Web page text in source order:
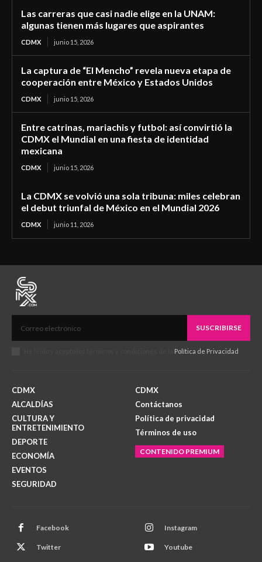
Las carreras que casi nadie elige en la UNAM:
algunas tienen más lugares que aspirantes
CDMX junio 15, 2026
La captura de “El Mencho” revela nueva etapa de
cooperación entre México y Estados Unidos
CDMX junio 15, 2026
Entre catrinas, mariachis y futbol: así convirtió la
CDMX el Mundial en una fiesta de identidad
mexicana
CDMX junio 15, 2026
La CDMX se volvió una sola tribuna: miles celebran
el debut triunfal de México en el Mundial 2026
CDMX junio 11, 2026
SUSCRIBIRSE
Política de Privacidad
CDMX
ALCALDÍAS
CULTURA Y
ENTRETENIMIENTO
DEPORTE
ECONOMÍA
EVENTOS
SEGURIDAD
CDMX
Contáctanos
Política de privacidad
Términos de uso
CONTENIDO PREMIUM
Facebook Instagram
Twitter Youtube